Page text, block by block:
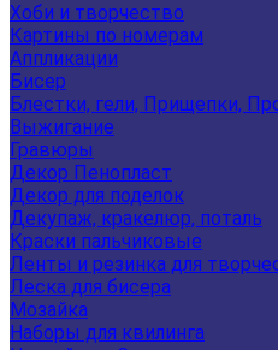
Хоби и творчество
Картины по номерам
Аппликации
Бисер
Блестки, гели, Прищепки,
Выжигание
Гравюры
Декор Пенопласт
Декор для поделок
Декупаж, кракелюр, поталь
Краски пальчиковые
Ленты и резинка для
Леска для бисера
Мозайка
Наборы для квилинга